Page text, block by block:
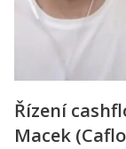
Řízení
Macek